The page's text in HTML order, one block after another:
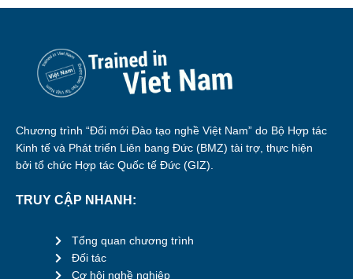
Chương trình “Đổi mới Đào tạo nghề Việt Nam” do Bộ Hợp tác
Kinh tế và Phát triển Liên bang Đức (BMZ) tài trợ, thực hiện
bởi tổ chức Hợp tác Quốc tế Đức (GIZ).
TRUY CẬP NHANH:
Tổng quan chương trình
Đối tác
Cơ hội nghề nghiệp